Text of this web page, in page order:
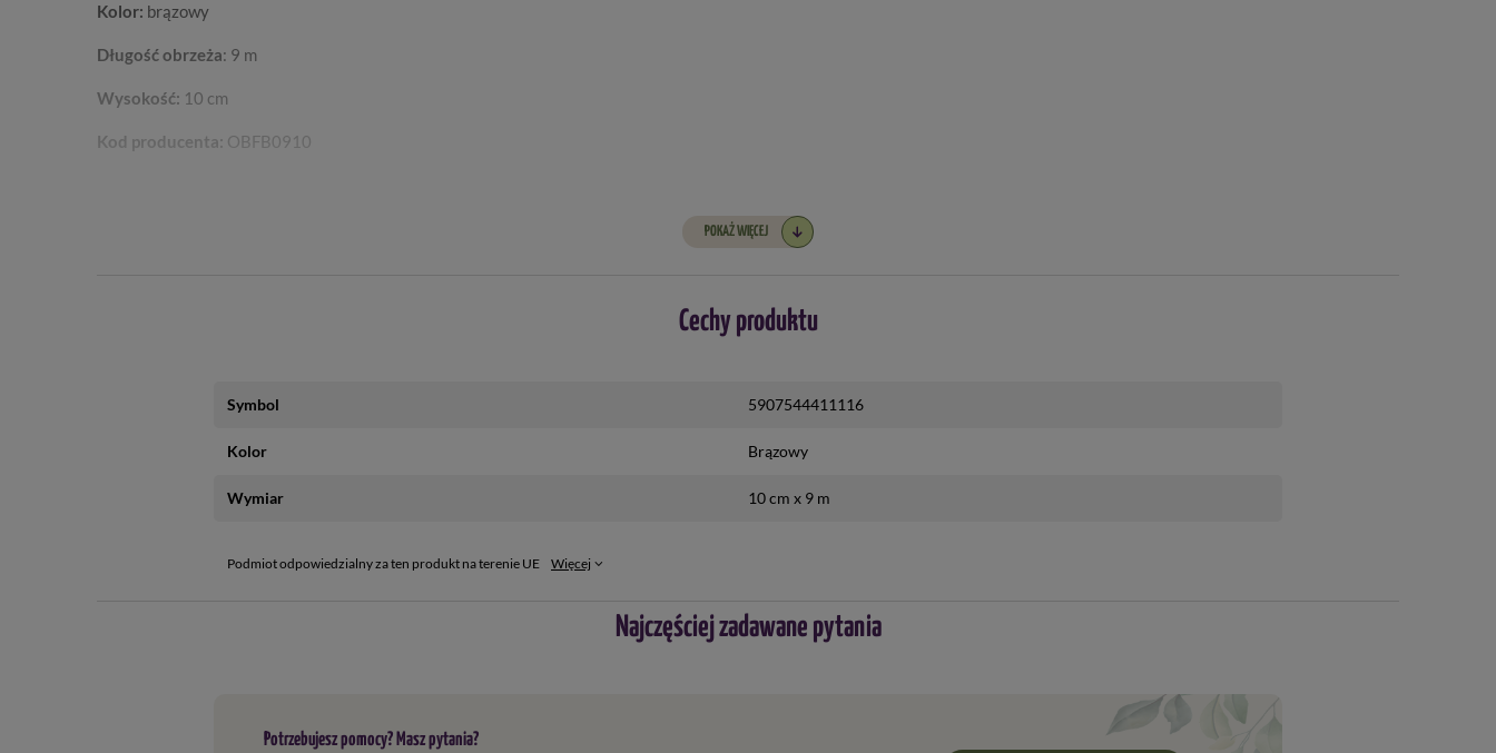
Kolor: brązowy
Długość obrzeża: 9 m
Wysokość: 10 cm
Kod producenta: OBFB0910
POKAŻ WIĘCEJ
Cechy produktu
Symbol 5907544411116
Kolor Brązowy
Wymiar 10 cm x 9 m
Podmiot odpowiedzialny za ten produkt na terenie UE Więcej
Najczęściej zadawane pytania
Potrzebujesz pomocy? Masz pytania?